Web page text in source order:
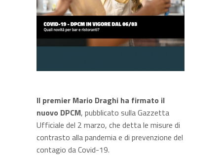
Il premier Mario Draghi ha firmato il
nuovo DPCM, pubblicato sulla Gazzetta
Ufficiale del 2 marzo, che detta le misure di
contrasto alla pandemia e di prevenzione del
contagio da Covid-19.